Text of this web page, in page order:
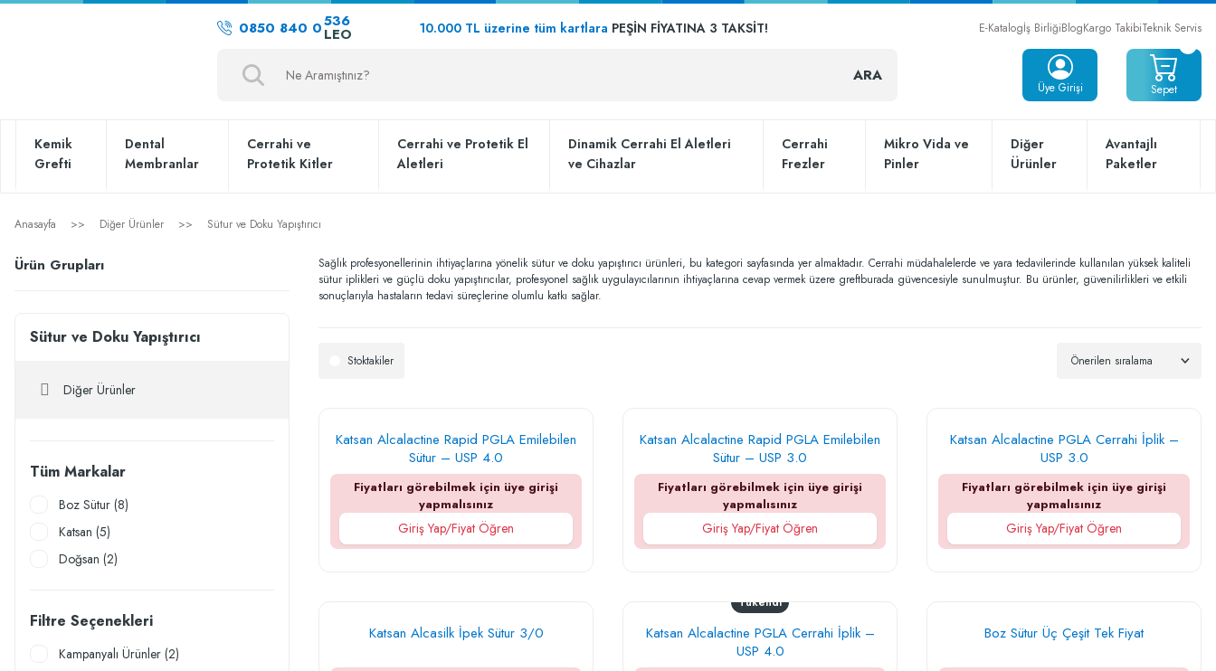
0850 840 0536
LEO 10.000 TL üzerine tüm kartlara PEŞİN FİYATINA 3 TAKSİT! E-Katalogİş BirliğiBlogKargo TakibiTeknik Servis
ARA
Üye Girişi Sepet
Kemik
Grefti
Dental
Membranlar
Cerrahi ve
Protetik Kitler
Cerrahi ve Protetik El
Aletleri
Dinamik Cerrahi El Aletleri
ve Cihazlar
Cerrahi
Frezler
Mikro Vida ve
Pinler
Diğer
Ürünler
Avantajlı
Paketler
Anasayfa Diğer Ürünler Sütur ve Doku Yapıştırıcı
Ürün Grupları
Sütur ve Doku Yapıştırıcı
Diğer Ürünler
Tüm Markalar
Boz Sütur (8)
Katsan (5)
Doğsan (2)
Filtre Seçenekleri
Kampanyalı Ürünler (2)
Sağlık profesyonellerinin ihtiyaçlarına yönelik sütur ve doku yapıştırıcı ürünleri, bu kategori sayfasında yer almaktadır. Cerrahi müdahalelerde ve yara tedavilerinde kullanılan yüksek kaliteli
sütur iplikleri ve güçlü doku yapıştırıcılar, profesyonel sağlık uygulayıcılarının ihtiyaçlarına cevap vermek üzere greftburada güvencesiyle sunulmuştur. Bu ürünler, güvenilirlikleri ve etkili
sonuçlarıyla hastaların tedavi süreçlerine olumlu katkı sağlar.
Stoktakiler
Katsan Alcalactine Rapid PGLA Emilebilen
Sütur – USP 4.0
Fiyatları görebilmek için üye girişi
yapmalısınız
Giriş Yap/Fiyat Öğren
Katsan Alcalactine Rapid PGLA Emilebilen
Sütur – USP 3.0
Fiyatları görebilmek için üye girişi
yapmalısınız
Giriş Yap/Fiyat Öğren
Katsan Alcalactine PGLA Cerrahi İplik –
USP 3.0
Fiyatları görebilmek için üye girişi
yapmalısınız
Giriş Yap/Fiyat Öğren
Katsan Alcasilk İpek Sütur 3/0
Tükendi
Katsan Alcalactine PGLA Cerrahi İplik –
USP 4.0
Boz Sütur Üç Çeşit Tek Fiyat